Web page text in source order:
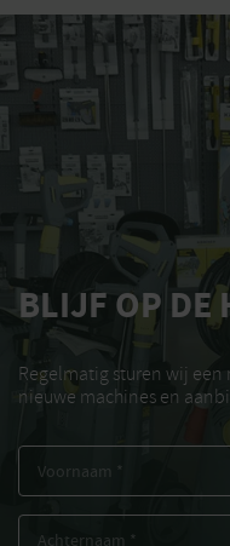
BLIJF OP DE
Regelmatig sturen wij
nieuwe machines en